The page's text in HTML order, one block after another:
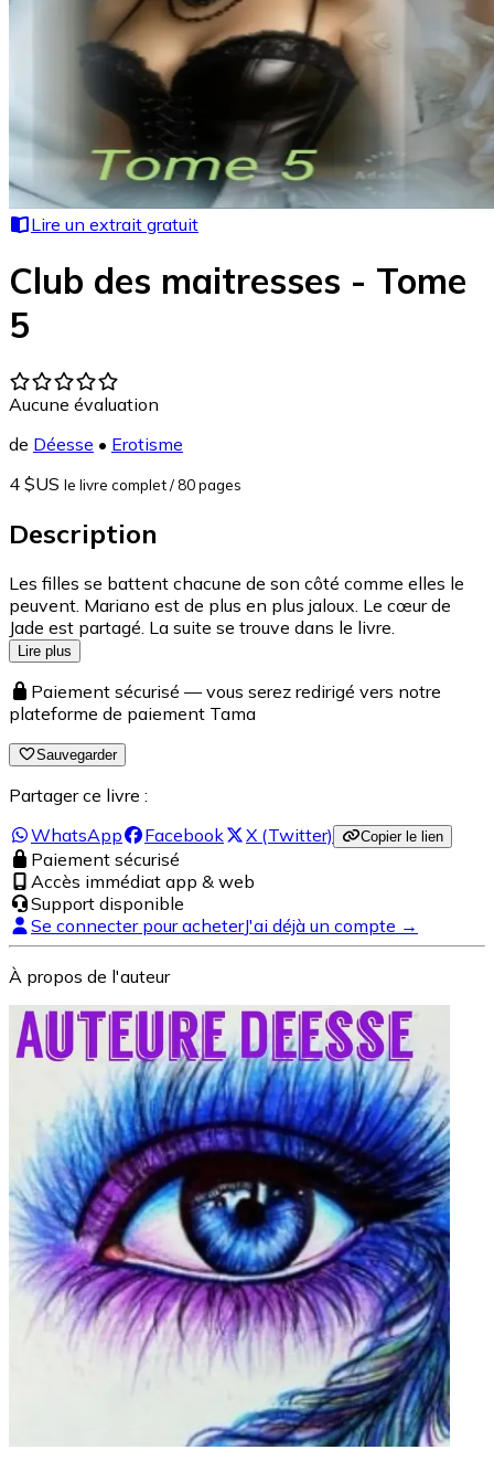
Lire un extrait gratuit
Club des maitresses - Tome
5
Aucune évaluation
de Déesse • Erotisme
4 $US le livre complet/ 80 pages
Description
Les filles se battent chacune de son côté comme elles le
peuvent. Mariano est de plus en plus jaloux. Le cœur de
Jade est partagé. La suite se trouve dans le livre.
Lire plus
Paiement sécurisé — vous serez redirigé vers notre
plateforme de paiement Tama
Sauvegarder
Partager ce livre :
WhatsApp
Facebook X (Twitter) Copier le lien
Paiement sécurisé
Accès immédiat app & web
Support disponible
Se connecter pour acheterJ'ai déjà un compte →
À propos de l'auteur